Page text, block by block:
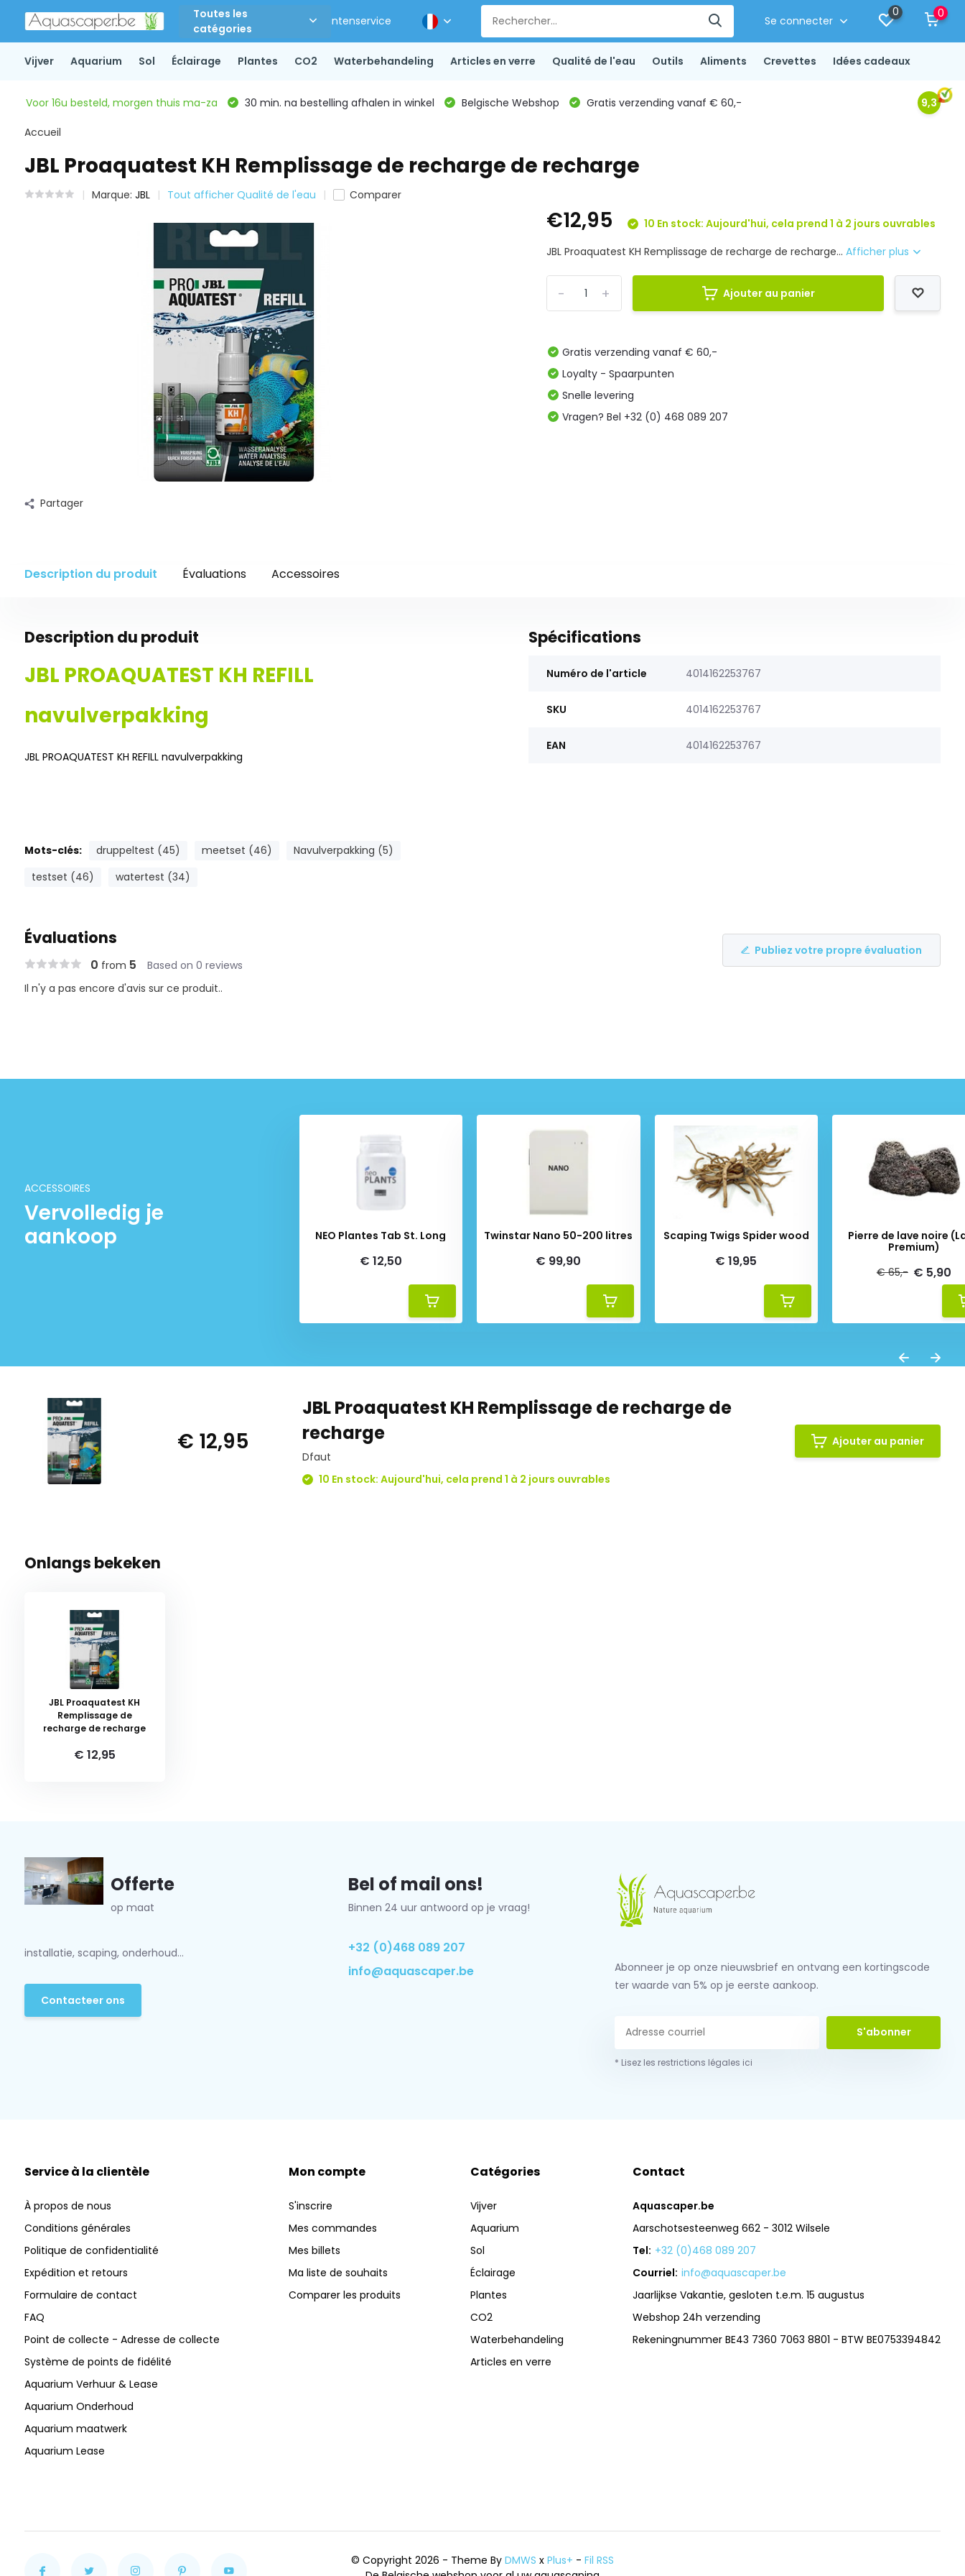
Toutes les
catégories
Klantenservice Se connecter
0 0
Vijver Aquarium Sol Éclairage Plantes CO2 Waterbehandeling Articles en verre Qualité de l'eau Outils Aliments Crevettes Idées cadeaux
Voor 16u besteld, morgen thuis ma-za 30 min. na bestelling afhalen in winkel Belgische Webshop Gratis verzending vanaf € 60,- 9,3
Accueil
JBL Proaquatest KH Remplissage de recharge de recharge
Marque: JBL Tout afficher Qualité de l'eau Comparer
Partager
€12,95
10 En stock: Aujourd'hui, cela prend 1 à 2 jours ouvrables
JBL Proaquatest KH Remplissage de recharge de recharge...Afficher plus
+
- Ajouter au panier
Gratis verzending vanaf € 60,-
Loyalty - Spaarpunten
Snelle levering
Vragen? Bel +32 (0) 468 089 207
Description du produit Évaluations Accessoires
Description du produit
JBL PROAQUATEST KH REFILL
navulverpakking
JBL PROAQUATEST KH REFILL navulverpakking
Mots-clés: druppeltest (45) meetset (46)
Navulverpakking (5)
testset (46)
watertest (34)
Spécifications
Numéro de l'article 4014162253767
SKU 4014162253767
EAN 4014162253767
Évaluations
0 from 5 Based on 0 reviews
Publiez votre propre évaluation
Il n'y a pas encore d'avis sur ce produit..
ACCESSOIRES
Vervolledig je
aankoop
NEO Plantes Tab St. Long
€ 12,50
Twinstar Nano 50-200 litres
€ 99,90
Scaping Twigs Spider wood
€ 19,95
Pierre de lave noire
Premium)
€ 65,- € 5,90
€ 12,95
JBL Proaquatest KH Remplissage de recharge de
recharge
Dfaut
10 En stock: Aujourd'hui, cela prend 1 à 2 jours ouvrables
Ajouter au panier
Onlangs bekeken
JBL Proaquatest KH
Remplissage de
recharge de recharge
€ 12,95
Offerte
op maat
installatie, scaping, onderhoud...
Contacteer ons
Bel of mail ons!
Binnen 24 uur antwoord op je vraag!
+32 (0)468 089 207
info@aquascaper.be
Abonneer je op onze nieuwsbrief en ontvang een kortingscode
ter waarde van 5% op je eerste aankoop.
S'abonner
* Lisez les restrictions légales ici
Service à la clientèle
À propos de nous
Conditions générales
Politique de confidentialité
Expédition et retours
Formulaire de contact
FAQ
Point de collecte - Adresse de collecte
Système de points de fidélité
Aquarium Verhuur & Lease
Aquarium Onderhoud
Aquarium maatwerk
Aquarium Lease
Mon compte
S'inscrire
Mes commandes
Mes billets
Ma liste de souhaits
Comparer les produits
Catégories
Vijver
Aquarium
Sol
Éclairage
Plantes
CO2
Waterbehandeling
Articles en verre
Contact
Aquascaper.be
Aarschotsesteenweg 662 - 3012 Wilsele
Tel: +32 (0)468 089 207
Courriel: info@aquascaper.be
Jaarlijkse Vakantie, gesloten t.e.m. 15 augustus
Webshop 24h verzending
Rekeningnummer BE43 7360 7063 8801 - BTW BE0753394842
© Copyright 2026 - Theme By DMWS x Plus+ - Fil RSS